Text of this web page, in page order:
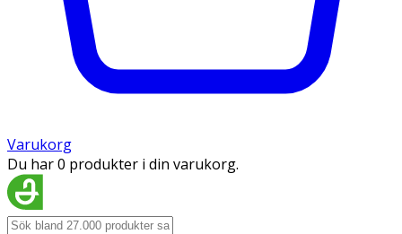
Varukorg
Du har 0 produkter i din varukorg.